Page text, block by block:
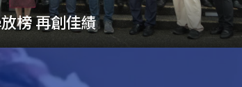
校成績亮眼🎉